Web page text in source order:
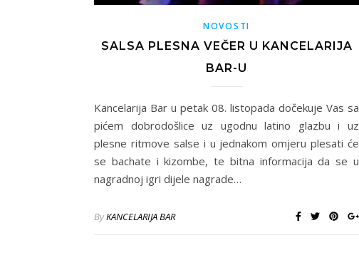
NOVOSTI
SALSA PLESNA VEČER U KANCELARIJA
BAR-U
Kancelarija Bar u petak 08. listopada dočekuje Vas sa
pićem dobrodošlice uz ugodnu latino glazbu i uz
plesne ritmove salse i u jednakom omjeru plesati će
se bachate i kizombe, te bitna informacija da se u
nagradnoj igri dijele nagrade…
ByKANCELARIJA BAR